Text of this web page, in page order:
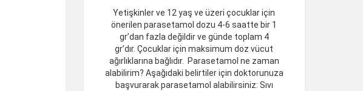
Yetişkinler ve 12 yaş ve üzeri çocuklar için
önerilen parasetamol dozu 4-6 saatte bir 1
gr’dan fazla değildir ve günde toplam 4
gr’dır. Çocuklar için maksimum doz vücut
ağırlıklarına bağlıdır. Parasetamol ne zaman
alabilirim? Aşağıdaki belirtiler için doktorunuza
başvurarak parasetamol alabilirsiniz: Sıvı